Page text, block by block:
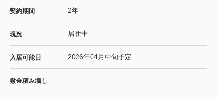
契約期間 2年
現況 居住中
入居可能日 2026年04月中旬予定
敷金積み増し -